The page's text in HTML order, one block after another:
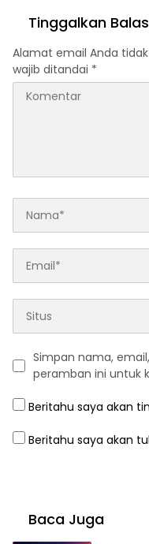
dan Jajaki Sister City
Tinggalkan
Alamat email Anda
wajib ditandai *
Simpan nama,
peramban ini untuk
Beritahu saya akan
Beritahu saya akan
Baca Juga